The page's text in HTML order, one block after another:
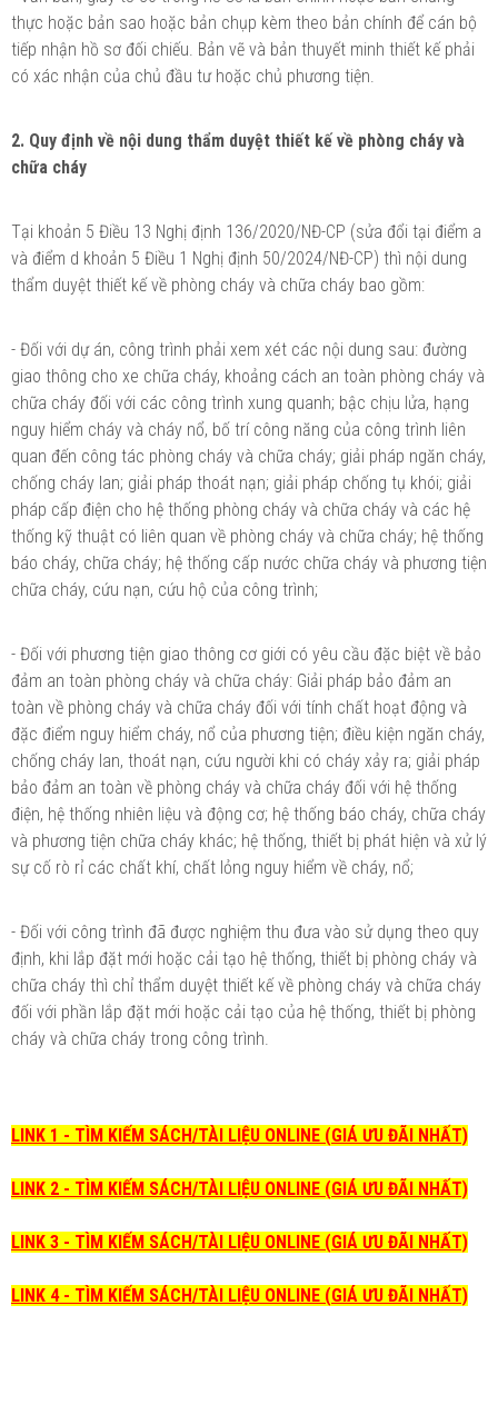
thực hoặc bản sao hoặc bản chụp kèm theo bản chính để cán bộ
tiếp nhận hồ sơ đối chiếu. Bản vẽ và bản thuyết minh thiết kế phải
có xác nhận của chủ đầu tư hoặc chủ phương tiện.
2. Quy định về nội dung thẩm duyệt thiết kế về phòng cháy và
chữa cháy
Tại khoản 5 Điều 13 Nghị định 136/2020/NĐ-CP (sửa đổi tại điểm a
và điểm d khoản 5 Điều 1 Nghị định 50/2024/NĐ-CP) thì nội dung
thẩm duyệt thiết kế về phòng cháy và chữa cháy bao gồm:
- Đối với dự án, công trình phải xem xét các nội dung sau: đường
giao thông cho xe chữa cháy, khoảng cách an toàn phòng cháy và
chữa cháy đối với các công trình xung quanh; bậc chịu lửa, hạng
nguy hiểm cháy và cháy nổ, bố trí công năng của công trình liên
quan đến công tác phòng cháy và chữa cháy; giải pháp ngăn cháy,
chống cháy lan; giải pháp thoát nạn; giải pháp chống tụ khói; giải
pháp cấp điện cho hệ thống phòng cháy và chữa cháy và các hệ
thống kỹ thuật có liên quan về phòng cháy và chữa cháy; hệ thống
báo cháy, chữa cháy; hệ thống cấp nước chữa cháy và phương tiện
chữa cháy, cứu nạn, cứu hộ của công trình;
- Đối với phương tiện giao thông cơ giới có yêu cầu đặc biệt về bảo
đảm an toàn phòng cháy và chữa cháy: Giải pháp bảo đảm an
toàn về phòng cháy và chữa cháy đối với tính chất hoạt động và
đặc điểm nguy hiểm cháy, nổ của phương tiện; điều kiện ngăn cháy,
chống cháy lan, thoát nạn, cứu người khi có cháy xảy ra; giải pháp
bảo đảm an toàn về phòng cháy và chữa cháy đối với hệ thống
điện, hệ thống nhiên liệu và động cơ; hệ thống báo cháy, chữa cháy
và phương tiện chữa cháy khác; hệ thống, thiết bị phát hiện và xử lý
sự cố rò rỉ các chất khí, chất lỏng nguy hiểm về cháy, nổ;
- Đối với công trình đã được nghiệm thu đưa vào sử dụng theo quy
định, khi lắp đặt mới hoặc cải tạo hệ thống, thiết bị phòng cháy và
chữa cháy thì chỉ thẩm duyệt thiết kế về phòng cháy và chữa cháy
đối với phần lắp đặt mới hoặc cải tạo của hệ thống, thiết bị phòng
cháy và chữa cháy trong công trình.
LINK 1 - TÌM KIẾM SÁCH/TÀI LIỆU ONLINE (GIÁ ƯU ĐÃI NHẤT)
LINK 2 - TÌM KIẾM SÁCH/TÀI LIỆU ONLINE (GIÁ ƯU ĐÃI NHẤT)
LINK 3 - TÌM KIẾM SÁCH/TÀI LIỆU ONLINE (GIÁ ƯU ĐÃI NHẤT)
LINK 4 - TÌM KIẾM SÁCH/TÀI LIỆU ONLINE (GIÁ ƯU ĐÃI NHẤT)